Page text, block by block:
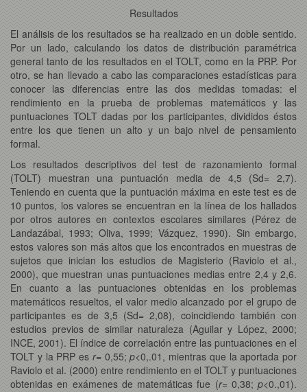
Resultados
El análisis de los resultados se ha realizado en un doble sentido.
Por un lado, calculando los datos de distribución paramétrica
general tanto de los resultados en el TOLT, como en la PRP. Por
otro, se han llevado a cabo las comparaciones estadísticas para
conocer las diferencias entre las dos medidas tomadas: el
rendimiento en la prueba de problemas matemáticos y las
puntuaciones TOLT dadas por los participantes, divididos éstos
entre los que tienen un alto y un bajo nivel de pensamiento
formal.
Los resultados descriptivos del test de razonamiento formal
(TOLT) muestran una puntuación media de 4,5 (Sd= 2,7).
Teniendo en cuenta que la puntuación máxima en este test es de
10 puntos, los valores se encuentran en la línea de los hallados
por otros autores en contextos escolares similares (Pérez de
Landazábal, 1993; Oliva, 1999; Vázquez, 1990). Sin embargo,
estos valores son más altos que los encontrados en muestras de
sujetos que inician los estudios de Magisterio (Raviolo et al.,
2000), que muestran unas puntuaciones medias entre 2,4 y 2,6.
En cuanto a las puntuaciones obtenidas en los problemas
matemáticos resueltos, el valor medio alcanzado por el grupo de
participantes es de 3,5 (Sd= 2,08), coincidiendo también con
estudios previos de similar naturaleza (Aguilar y López, 2000;
INCE, 2001). El índice de correlación entre las puntuaciones en el
TOLT y la PRP es r= 0,55;p<0,.01, mientras que la aportada por
Raviolo et al. (2000) entre rendimiento en el TOLT y puntuaciones
obtenidas en exámenes de matemáticas fue (r= 0,38; p<0.,01).